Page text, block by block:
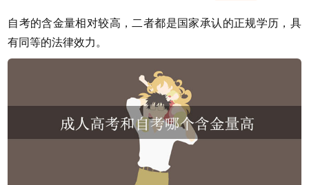
自考的含金量相对较高，二者都是国家承认的正规学历，具
有同等的法律效力。